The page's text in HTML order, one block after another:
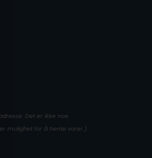
Det er ikke noe
mulighet for å hente varer.)